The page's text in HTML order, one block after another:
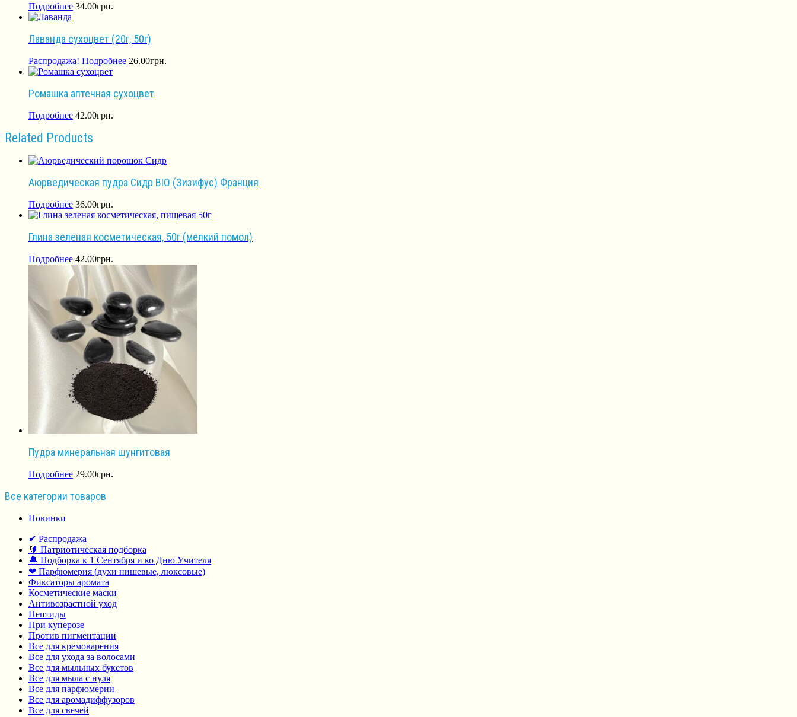
Подробнее 34.00грн.
Лаванда сухоцвет (20г, 50г)
Распродажа! Подробнее 26.00грн.
Ромашка аптечная сухоцвет
Подробнее 42.00грн.
Related Products
Аюрведическая пудра Сидр BIO (Зизифус) Франция
Подробнее 36.00грн.
Глина зеленая косметическая, 50г (мелкий помол)
Подробнее 42.00грн.
Пудра минеральная шунгитовая
Подробнее 29.00грн.
Все категории товаров
Новинки
✔ Распродажа
🔰 Патриотическая подборка
🔔 Подборка к 1 Сентября и ко Дню Учителя
❤ Парфюмерия (духи нишевые, люксовые)
Фиксаторы аромата
Косметические маски
Антивозрастной уход
Пептиды
При куперозе
Против пигментации
Все для кремоварения
Все для ухода за волосами
Все для мыльных букетов
Все для мыла с нуля
Все для парфюмерии
Все для аромадиффузоров
Все для свечей